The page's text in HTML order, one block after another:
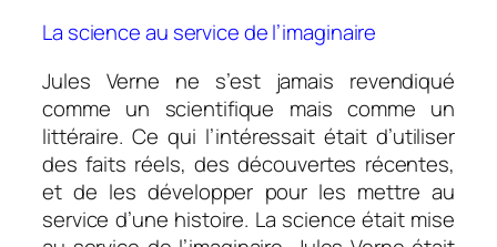
La science au service de l’imaginaire
Jules Verne ne s’est jamais revendiqué
comme un scientifique mais comme un
littéraire. Ce qui l’intéressait était d’utiliser
des faits réels, des découvertes récentes,
et de les développer pour les mettre au
service d’une histoire. La science était mise